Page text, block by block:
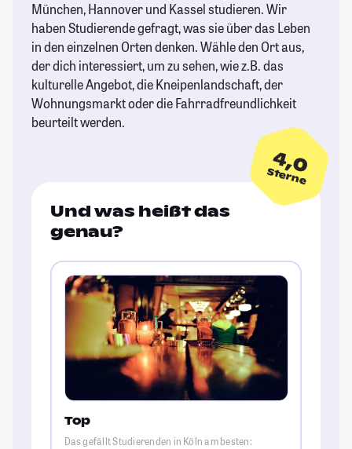
München, Hannover und Kassel studieren. Wir
haben Studierende gefragt, was sie über das Leben
in den einzelnen Orten denken. Wähle den Ort aus,
der dich interessiert, um zu sehen, wie z.B. das
kulturelle Angebot, die Kneipenlandschaft, der
Wohnungsmarkt oder die Fahrradfreundlichkeit
beurteilt werden.
4,0
Sterne
Und was heißt das
genau?
Top
Das gefällt Studierenden in Köln am besten: